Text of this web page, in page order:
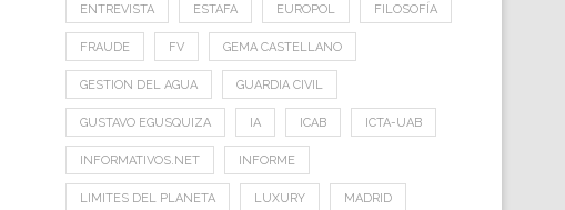
ENTREVISTA ESTAFA EUROPOL FILOSOFÍA
FRAUDE FV GEMA CASTELLANO
GESTION DEL AGUA GUARDIA CIVIL
GUSTAVO EGUSQUIZA IA ICAB ICTA-UAB
INFORMATIVOS.NET INFORME
LIMITES DEL PLANETA LUXURY MADRID